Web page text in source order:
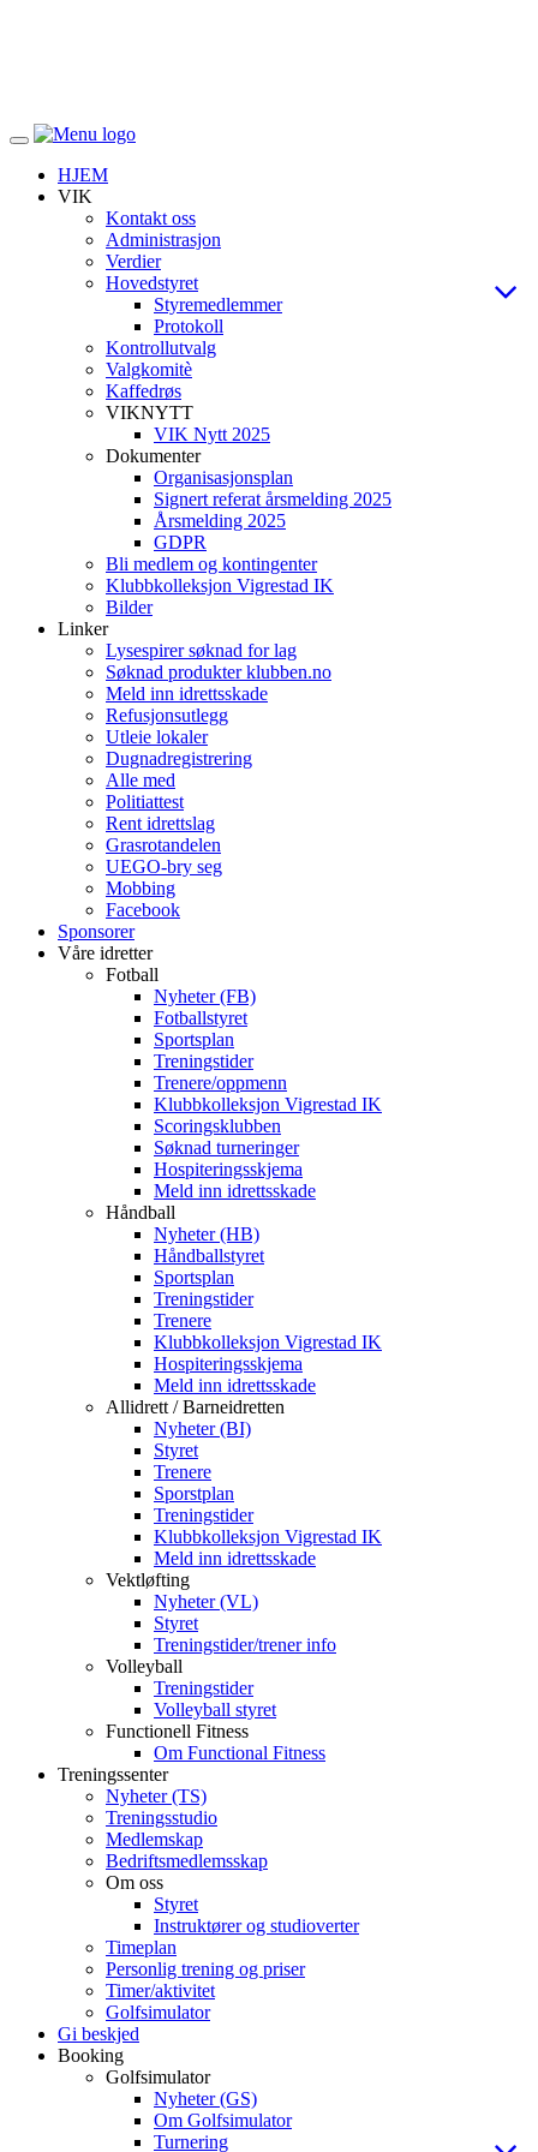
Veksle
navigasjon
HJEM
VIK
Kontakt oss
Administrasjon
Verdier
Hovedstyret
Styremedlemmer
Protokoll
Kontrollutvalg
Valgkomitè
Kaffedrøs
VIKNYTT
VIK Nytt 2025
Dokumenter
Organisasjonsplan
Signert referat årsmelding 2025
Årsmelding 2025
GDPR
Bli medlem og kontingenter
Klubbkolleksjon Vigrestad IK
Bilder
Linker
Lysespirer søknad for lag
Søknad produkter klubben.no
Meld inn idrettsskade
Refusjonsutlegg
Utleie lokaler
Dugnadregistrering
Alle med
Politiattest
Rent idrettslag
Grasrotandelen
UEGO-bry seg
Mobbing
Facebook
Sponsorer
Våre idretter
Fotball
Nyheter (FB)
Fotballstyret
Sportsplan
Treningstider
Trenere/oppmenn
Klubbkolleksjon Vigrestad IK
Scoringsklubben
Søknad turneringer
Hospiteringsskjema
Meld inn idrettsskade
Håndball
Nyheter (HB)
Håndballstyret
Sportsplan
Treningstider
Trenere
Klubbkolleksjon Vigrestad IK
Hospiteringsskjema
Meld inn idrettsskade
Allidrett / Barneidretten
Nyheter (BI)
Styret
Trenere
Sporstplan
Treningstider
Klubbkolleksjon Vigrestad IK
Meld inn idrettsskade
Vektløfting
Nyheter (VL)
Styret
Treningstider/trener info
Volleyball
Treningstider
Volleyball styret
Functionell Fitness
Om Functional Fitness
Treningssenter
Nyheter (TS)
Treningsstudio
Medlemskap
Bedriftsmedlemsskap
Om oss
Styret
Instruktører og studioverter
Timeplan
Personlig trening og priser
Timer/aktivitet
Golfsimulator
Gi beskjed
Booking
Golfsimulator
Nyheter (GS)
Om Golfsimulator
Turnering